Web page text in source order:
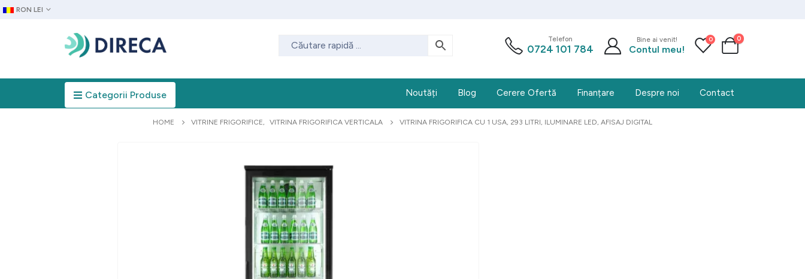
RON LEI
Telefon
0724 101 784
Bine ai venit!
Contul meu!
0 0
Categorii Produse Noutăți Blog Cerere Ofertă Finanțare Despre noi Contact
HOME VITRINE FRIGORIFICE, VITRINA FRIGORIFICA VERTICALA VITRINA FRIGORIFICA CU 1 USA, 293 LITRI, ILUMINARE LED, AFISAJ DIGITAL